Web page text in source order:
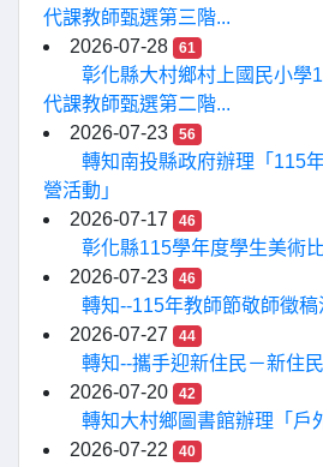
代課教師甄選第三階...
2026-07-28
61
彰化縣大村鄉村上國民小學
代課教師甄選第二階...
2026-07-23
56
轉知南投縣政府辦理「115
營活動」
2026-07-17
46
彰化縣115學年度學生美術
2026-07-23
46
轉知--115年教師節敬師徵稿
2026-07-27
44
轉知--攜手迎新住民－新住
2026-07-20
42
轉知大村鄉圖書館辦理「戶
2026-07-22
40